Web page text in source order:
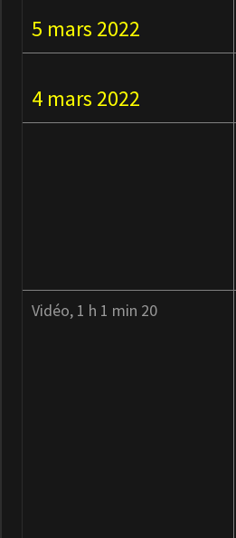
5 mars 2022
4 mars 2022
Vidéo, 1 h 1 min 20